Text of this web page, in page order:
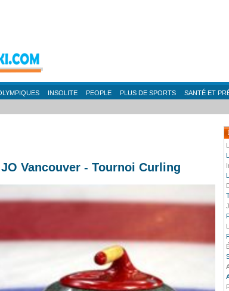
INSOLITE PEOPLE PLUS DE SPORTS SANTÉ ET
Vancouver - Tournoi Curling